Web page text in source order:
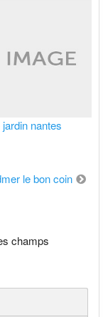
nantes
le bon coin
champs